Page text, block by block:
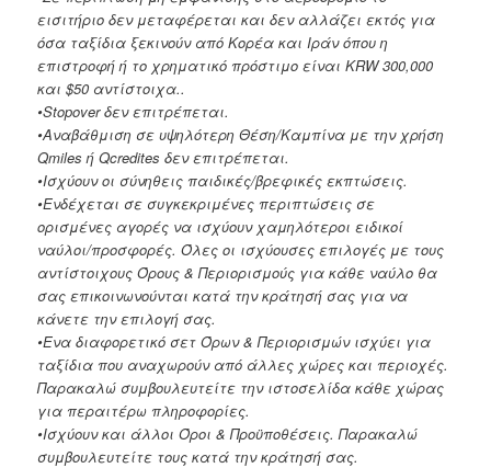
εισιτήριο δεν μεταφέρεται και δεν αλλάζει εκτός για
όσα ταξίδια ξεκινούν από Κορέα και Ιράν όπου η
επιστροφή ή το χρηματικό πρόστιμο είναι KRW 300,000
και $50 αντίστοιχα..
•Stopover δεν επιτρέπεται.
•Αναβάθμιση σε υψηλότερη Θέση/Καμπίνα με την χρήση
Qmiles ή Qcredites δεν επιτρέπεται.
•Ισχύουν οι σύνηθεις παιδικές/βρεφικές εκπτώσεις.
•Ενδέχεται σε συγκεκριμένες περιπτώσεις σε
ορισμένες αγορές να ισχύουν χαμηλότεροι ειδικοί
ναύλοι/προσφορές. Όλες οι ισχύουσες επιλογές με τους
αντίστοιχους Όρους & Περιορισμούς για κάθε ναύλο θα
σας επικοινωνούνται κατά την κράτησή σας για να
κάνετε την επιλογή σας.
•Ενα διαφορετικό σετ Όρων & Περιορισμών ισχύει για
ταξίδια που αναχωρούν από άλλες χώρες και περιοχές.
Παρακαλώ συμβουλευτείτε την ιστοσελίδα κάθε χώρας
για περαιτέρω πληροφορίες.
•Ισχύουν και άλλοι Όροι & Προϋποθέσεις. Παρακαλώ
συμβουλευτείτε τους κατά την κράτησή σας.